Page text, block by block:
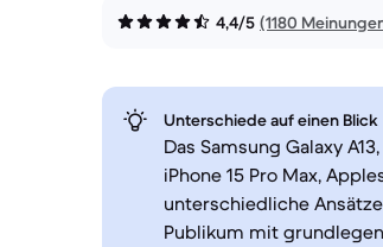
4,4/5 (1180
Unterschiede auf einen Blick
Das Samsung Galaxy
iPhone 15 Pro Max,
unterschiedliche
Publikum mit